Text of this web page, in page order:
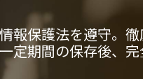
報保護法を遵守。
定期間の保存後、